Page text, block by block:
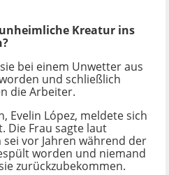
Kreatur ins
bei einem Unwetter aus
und schließlich
die Arbeiter.
Evelin López, meldete sich
Die Frau sagte laut
vor Jahren während der
worden und niemand
zurückzubekommen.